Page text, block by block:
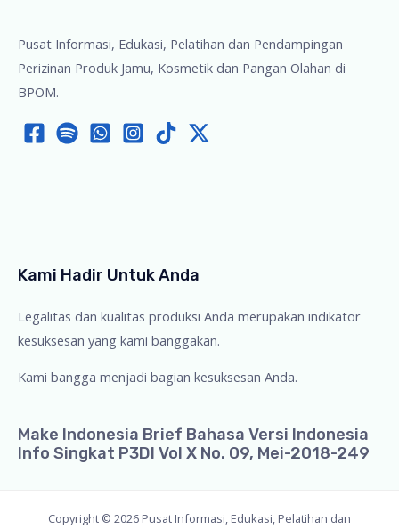
Pusat Informasi, Edukasi, Pelatihan dan Pendampingan
Perizinan Produk Jamu, Kosmetik dan Pangan Olahan di
BPOM.
Kami Hadir Untuk Anda
Legalitas dan kualitas produksi Anda merupakan indikator
kesuksesan yang kami banggakan.
Kami bangga menjadi bagian kesuksesan Anda.
Make Indonesia Brief Bahasa Versi Indonesia
Info Singkat P3DI Vol X No. 09, Mei-2018-249
Copyright © 2026 Pusat Informasi, Edukasi, Pelatihan dan